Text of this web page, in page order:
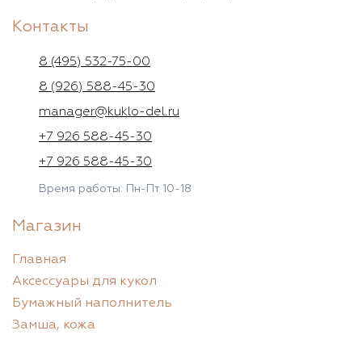
Контакты
8 (495) 532-75-00
8 (926) 588-45-30
manager@kuklo-del.ru
+7 926 588-45-30
+7 926 588-45-30
Время работы: Пн-Пт 10-18
Магазин
Главная
Аксессуары для кукол
Бумажный наполнитель
Замша, кожа